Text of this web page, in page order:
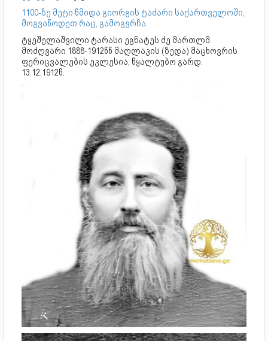
1100-ზე მეტი წმიდა გიორგის ტაძარი საქართველოში,
მოგვაწოდეთ რაც, გამოგვრჩა.
ტყეშელაშვილი ტარასი ეგნატეს ძე მართლმ.
მოძღვარი 1888-1912წწ მაღლაკის (ზედა) მაცხოვრის
ფერიცვალების ეკლესია, წყალტუბო გარდ.
13.12.1912წ.